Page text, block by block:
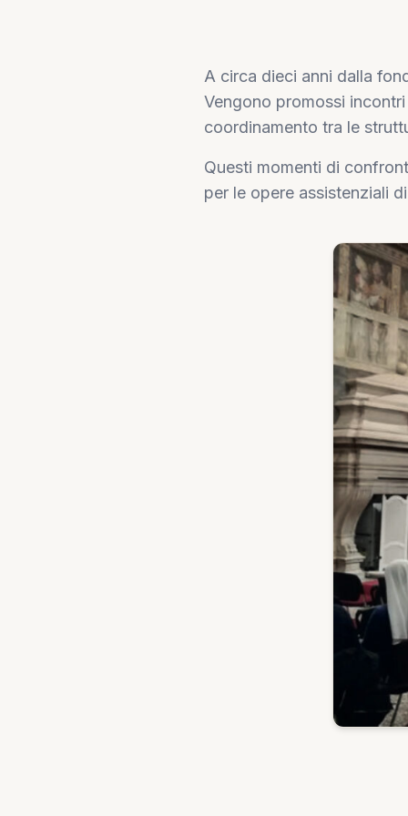
A circa dieci anni dalla
Vengono promossi
coordinamento tra le
Questi momenti di
per le opere assistenziali